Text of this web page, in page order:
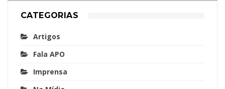
CATEGORIAS
Artigos
Fala APO
Imprensa